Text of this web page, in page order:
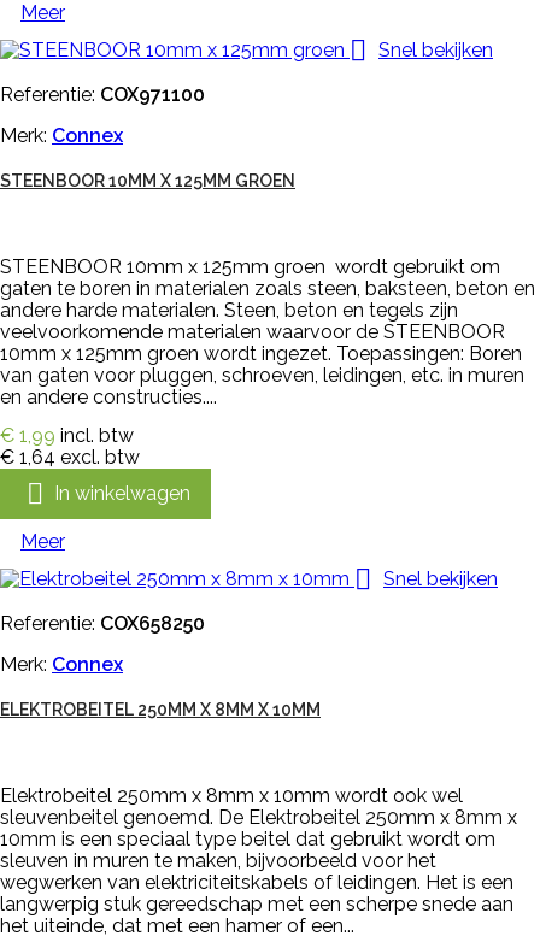
Meer

Snel bekijken
Referentie: COX971100
Merk: Connex
STEENBOOR 10MM X 125MM GROEN
STEENBOOR 10mm x 125mm groen wordt gebruikt om
gaten te boren in materialen zoals steen, baksteen, beton en
andere harde materialen. Steen, beton en tegels zijn
veelvoorkomende materialen waarvoor de STEENBOOR
10mm x 125mm groen wordt ingezet. Toepassingen: Boren
van gaten voor pluggen, schroeven, leidingen, etc. in muren
en andere constructies....
€ 1,99 incl. btw
€ 1,64 excl. btw
 In winkelwagen
Meer

Snel bekijken
Referentie: COX658250
Merk: Connex
ELEKTROBEITEL 250MM X 8MM X 10MM
Elektrobeitel 250mm x 8mm x 10mm wordt ook wel
sleuvenbeitel genoemd. De Elektrobeitel 250mm x 8mm x
10mm is een speciaal type beitel dat gebruikt wordt om
sleuven in muren te maken, bijvoorbeeld voor het
wegwerken van elektriciteitskabels of leidingen. Het is een
langwerpig stuk gereedschap met een scherpe snede aan
het uiteinde, dat met een hamer of een...